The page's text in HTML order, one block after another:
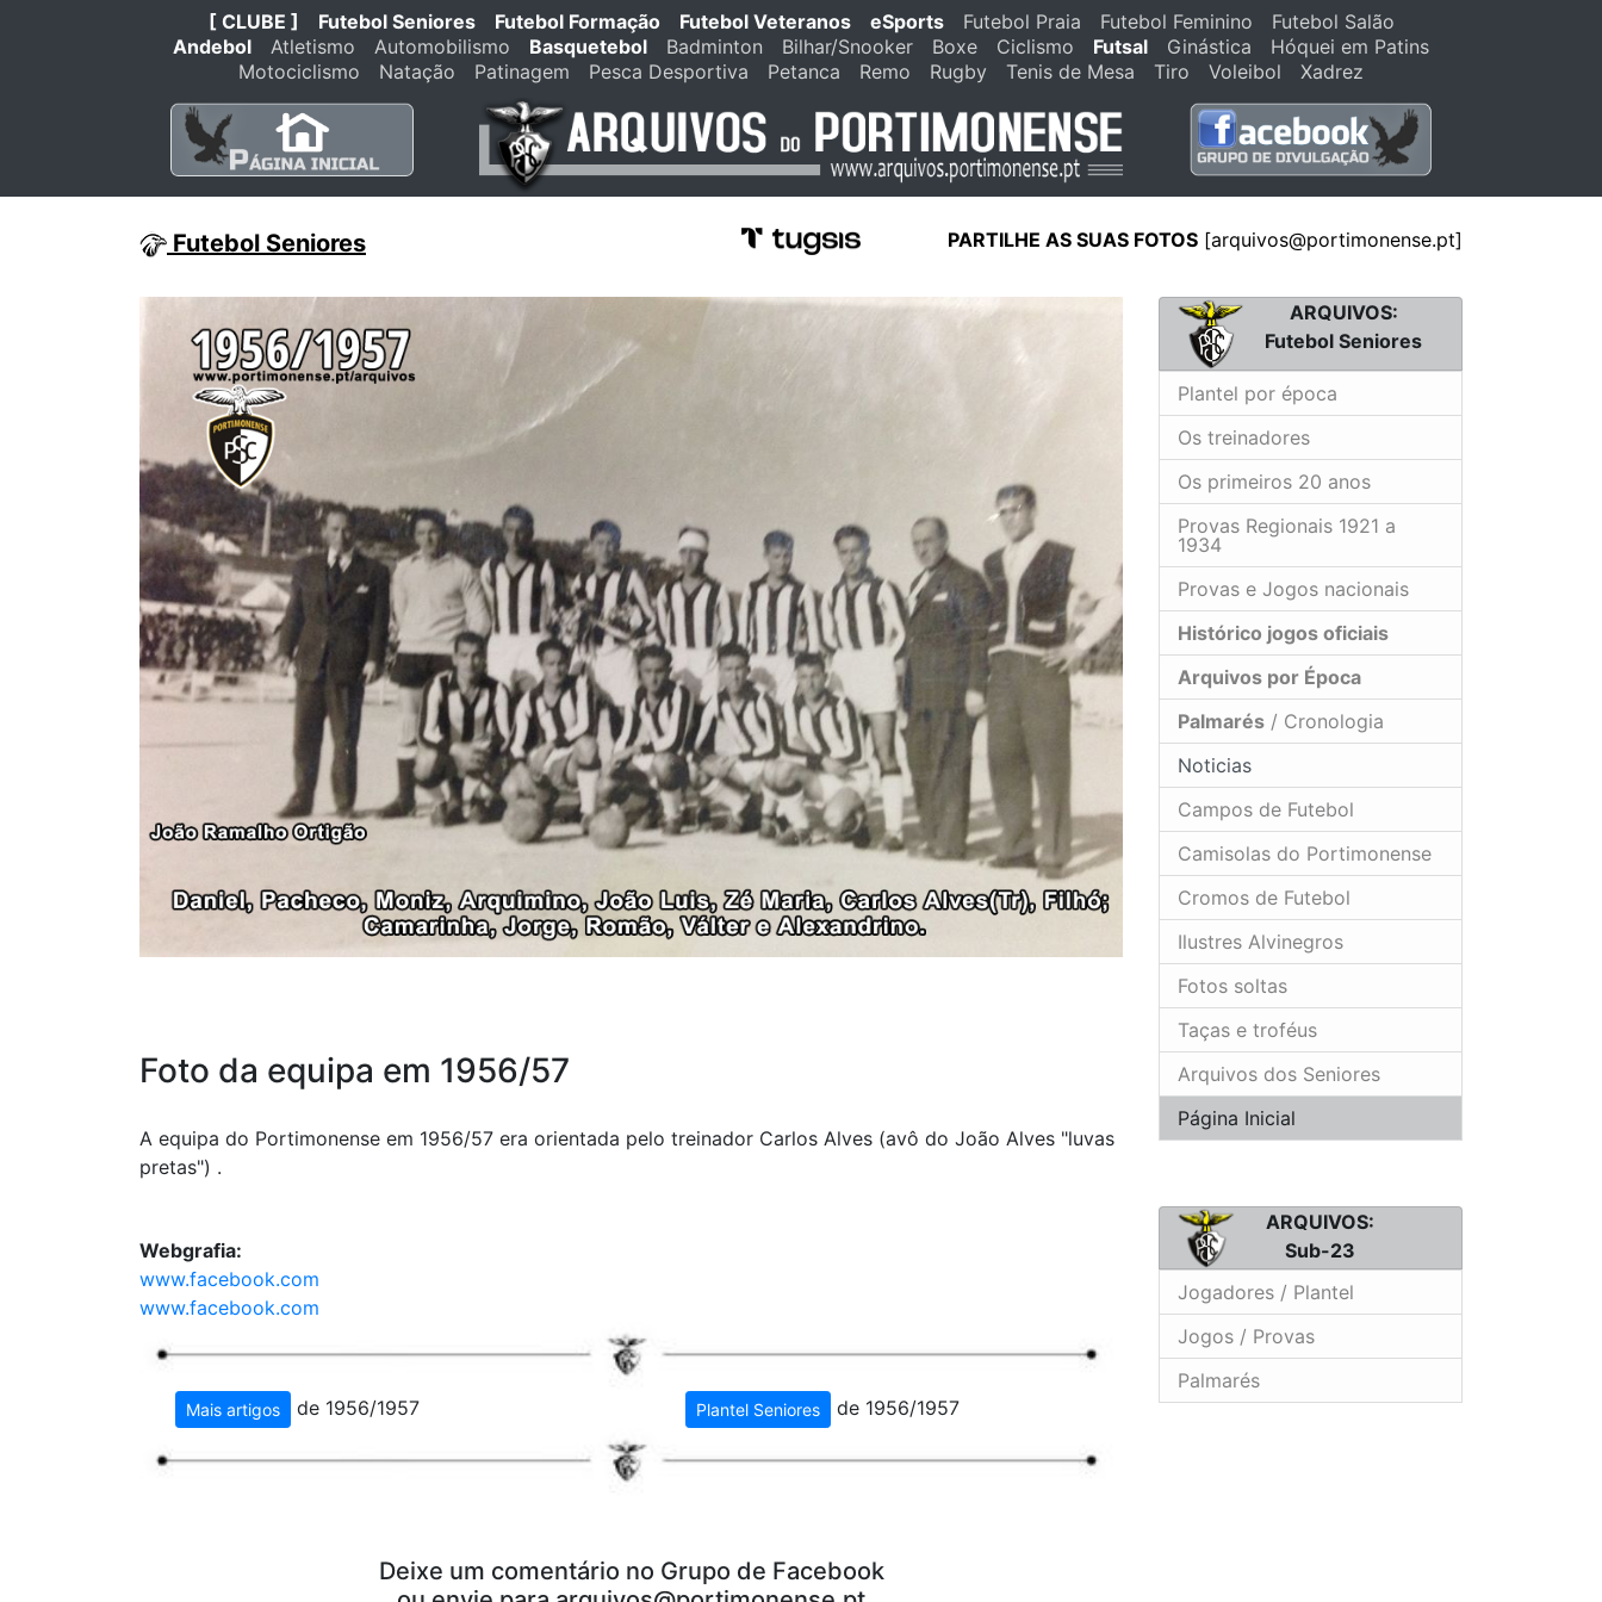
[ CLUBE ] Futebol Seniores Futebol Formação Futebol Veteranos eSports Futebol Praia Futebol Feminino
Futebol Salão
Andebol
Atletismo Automobilismo Basquetebol Badminton Bilhar/Snooker Boxe Ciclismo Futsal Ginástica
Hóquei em Patins
Motociclismo
Natação Patinagem Pesca Desportiva Petanca Remo Rugby Tenis de Mesa Tiro Voleibol Xadrez
Futebol Seniores PARTILHE AS SUAS FOTOS [arquivos@portimonense.pt]
Foto da equipa em 1956/57
A equipa do Portimonense em 1956/57 era orientada pelo treinador Carlos Alves (avô do João Alves "luvas
pretas") .
Webgrafia:
www.facebook.com
www.facebook.com
Mais artigos de 1956/1957 Plantel Seniores de 1956/1957
Deixe um comentário no Grupo de Facebook
ARQUIVOS:
Futebol Seniores
Plantel por época
Os treinadores
Os primeiros 20 anos
Provas Regionais 1921 a
1934
Provas e Jogos nacionais
Histórico jogos oficiais
Arquivos por Época
Palmarés / Cronologia
Noticias
Campos de Futebol
Camisolas do Portimonense
Cromos de Futebol
Ilustres Alvinegros
Fotos soltas
Taças e troféus
Arquivos dos Seniores
Página Inicial
ARQUIVOS:
Sub-23
Jogadores / Plantel
Jogos / Provas
Palmarés